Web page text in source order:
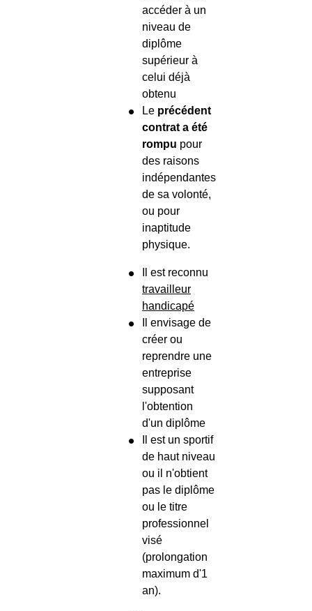
accéder à un
niveau de
diplôme
supérieur à
celui déjà
obtenu
Le précédent
contrat a été
rompu pour
des raisons
indépendantes
de sa volonté,
ou pour
inaptitude
physique.
Il est reconnu
travailleur
handicapé
Il envisage de
créer ou
reprendre une
entreprise
supposant
l'obtention
d'un diplôme
Il est un sportif
de haut niveau
ou il n'obtient
pas le diplôme
ou le titre
professionnel
visé
(prolongation
maximum d'1
an).